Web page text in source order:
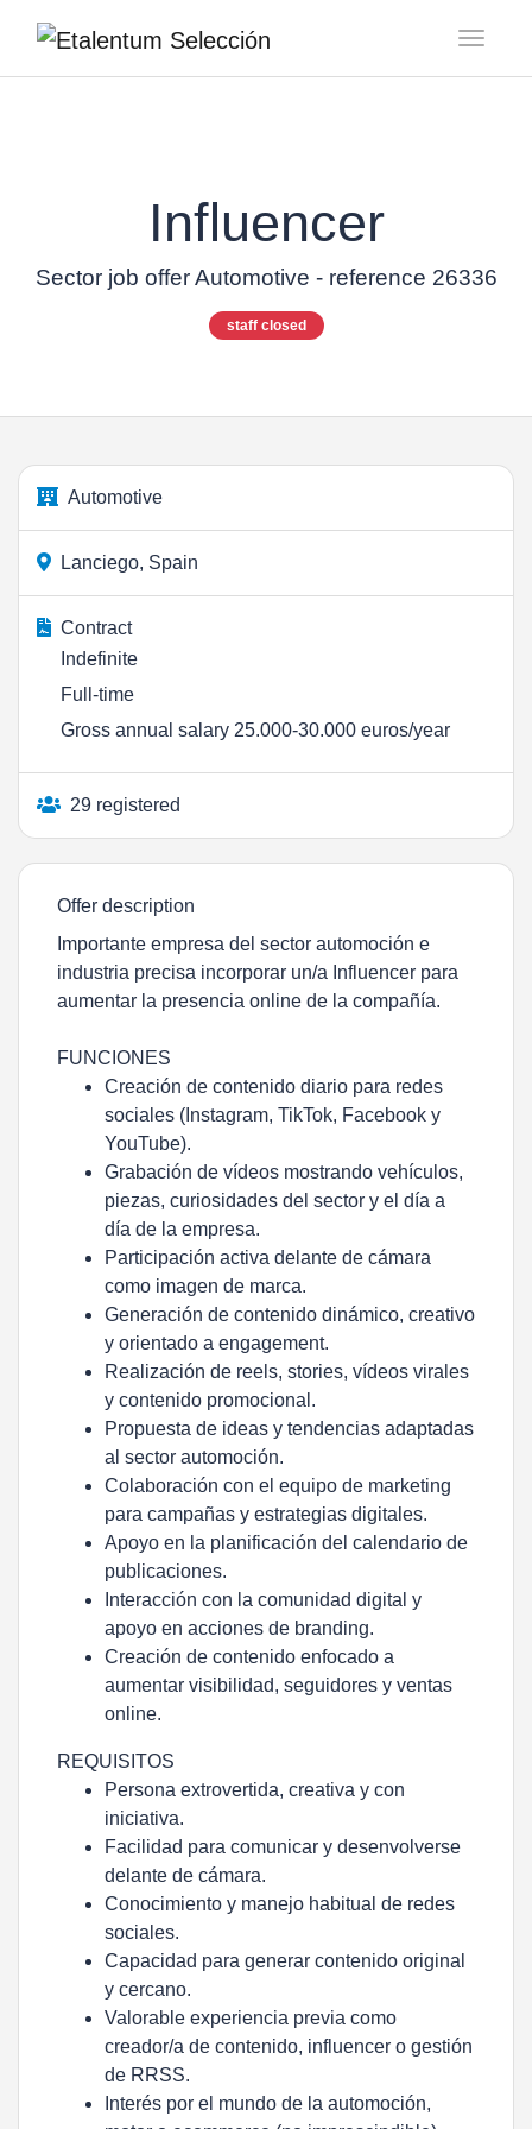
Influencer
Sector job offer Automotive - reference 26336
staff closed
Automotive
Lanciego, Spain
Contract
Indefinite
Full-time
Gross annual salary 25.000-30.000 euros/year
29 registered
Offer description
Importante empresa del sector automoción e
industria precisa incorporar un/a Influencer para
aumentar la presencia online de la compañía.
FUNCIONES
Creación de contenido diario para redes
sociales (Instagram, TikTok, Facebook y
YouTube).
Grabación de vídeos mostrando vehículos,
piezas, curiosidades del sector y el día a
día de la empresa.
Participación activa delante de cámara
como imagen de marca.
Generación de contenido dinámico, creativo
y orientado a engagement.
Realización de reels, stories, vídeos virales
y contenido promocional.
Propuesta de ideas y tendencias adaptadas
al sector automoción.
Colaboración con el equipo de marketing
para campañas y estrategias digitales.
Apoyo en la planificación del calendario de
publicaciones.
Interacción con la comunidad digital y
apoyo en acciones de branding.
Creación de contenido enfocado a
aumentar visibilidad, seguidores y ventas
online.
REQUISITOS
Persona extrovertida, creativa y con
iniciativa.
Facilidad para comunicar y desenvolverse
delante de cámara.
Conocimiento y manejo habitual de redes
sociales.
Capacidad para generar contenido original
y cercano.
Valorable experiencia previa como
creador/a de contenido, influencer o gestión
de RRSS.
Interés por el mundo de la automoción,